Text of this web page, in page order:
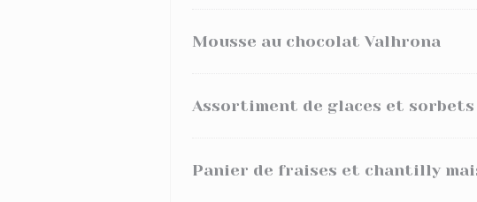
Mousse au chocolat Valhrona
Assortiment de glaces et
Panier de fraises et chantilly